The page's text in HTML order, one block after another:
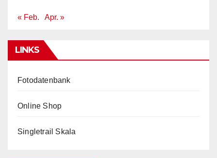
« Feb. Apr. »
LINKS
Fotodatenbank
Online Shop
Singletrail Skala